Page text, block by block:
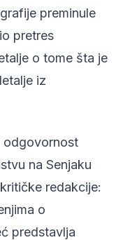
preminule
pretres
o tome šta je
iz
odgovornost
na Senjaku
redakcije:
o
predstavlja